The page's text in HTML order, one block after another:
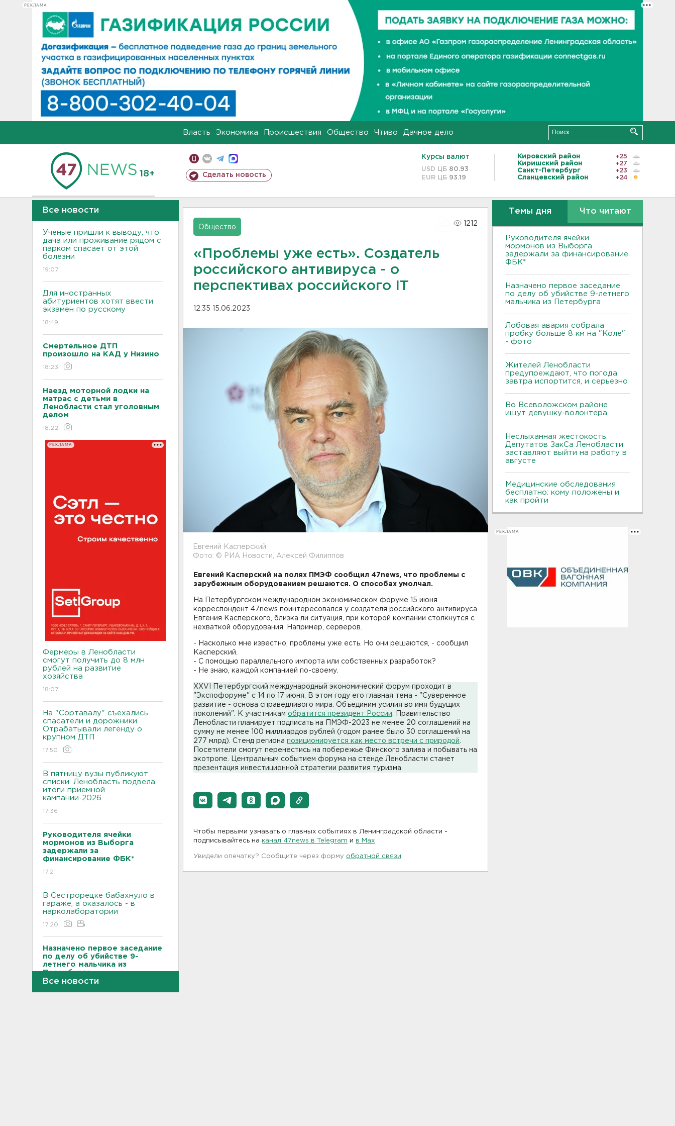
РЕКЛАМА
Власть Экономика Происшествия Общество Чтиво Дачное дело
18+ Сделать новость
Курсы валют
USD ЦБ 80.93
EUR ЦБ 93.19
Кировский район
+25
Киришский район
+27
Санкт-Петербург
+23
Сланцевский район
+24
Все новости
Ученые пришли к выводу, что
дача или проживание рядом с
парком спасает от этой
болезни
19:07
Для иностранных
абитуриентов хотят ввести
экзамен по русскому
18:49
Смертельное ДТП
произошло на КАД у Низино
18:23
Наезд моторной лодки на
матрас с детьми в
Ленобласти стал уголовным
делом
18:22
РЕКЛАМА
Фермеры в Ленобласти
смогут получить до 8 млн
рублей на развитие
хозяйства
18:07
На "Сортавалу" съехались
спасатели и дорожники.
Отрабатывали легенду о
крупном ДТП
17:50
В пятницу вузы публикуют
списки. Ленобласть подвела
итоги приемной
кампании-2026
17:36
Руководителя ячейки
мормонов из Выборга
задержали за
финансирование ФБК*
17:21
В Сестрорецке бабахнуло в
гараже, а оказалось - в
нарколаборатории
17:20
Назначено первое заседание
по делу об убийстве 9-
летнего мальчика из
Петербурга
17:04
Все новости
Общество
1212
«Проблемы уже есть». Создатель
российского антивируса - о
перспективах российского IT
12:35 15.06.2023
Евгений Касперский
Фото: © РИА Новости, Алексей Филиппов
Евгений Касперский на полях ПМЭФ сообщил 47news, что проблемы с
зарубежным оборудованием решаются. О способах умолчал.
На Петербургском международном экономическом форуме 15 июня
корреспондент 47news поинтересовался у создателя российского антивируса
Евгения Касперского, близка ли ситуация, при которой компании столкнутся с
нехваткой оборудования. Например, серверов.
- Насколько мне известно, проблемы уже есть. Но они решаются, - сообщил
Касперский.
- С помощью параллельного импорта или собственных разработок?
- Не знаю, каждой компанией по-своему.
XXVI Петербургский международный экономический форум проходит в
"Экспофоруме" с 14 по 17 июня. В этом году его главная тема - "Суверенное
развитие - основа справедливого мира. Объединим усилия во имя будущих
поколений". К участникам обратится президент России . Правительство
Ленобласти планирует подписать на ПМЭФ-2023 не менее 20 соглашений на
сумму не менее 100 миллиардов рублей (годом ранее было 30 соглашений на
277 млрд). Стенд региона позиционируется как место встречи с природой
Посетители смогут перенестись на побережье Финского залива и побывать на
экотропе. Центральным событием форума на стенде Ленобласти станет
презентация инвестиционной стратегии развития туризма.
Чтобы первыми узнавать о главных событиях в Ленинградской области -
подписывайтесь на канал 47news в Telegram и в Maх
Увидели опечатку? Сообщите через форму обратной связи
Темы дня Что читают
Руководителя ячейки
мормонов из Выборга
задержали за финансирование
ФБК*
Назначено первое заседание
по делу об убийстве 9-летнего
мальчика из Петербурга
Лобовая авария собрала
пробку больше 8 км на "Коле"
- фото
Жителей Ленобласти
предупреждают, что погода
завтра испортится, и серьезно
Во Всеволожском районе
ищут девушку-волонтера
Неслыханная жестокость.
Депутатов ЗакСа Ленобласти
заставляют выйти на работу в
августе
Медицинские обследования
бесплатно: кому положены и
как пройти
РЕКЛАМА